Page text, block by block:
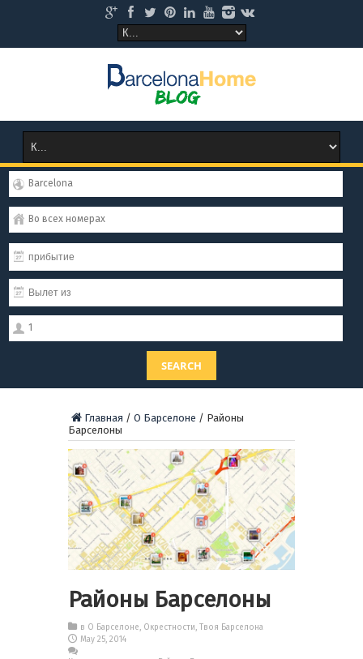
Barcelona
Во всех номерах
1
SEARCH
Главная / О Барселоне / Районы
Барселоны
Районы Барселоны
в О Барселоне, Окрестности,
Твоя Барселона
May 25, 2014